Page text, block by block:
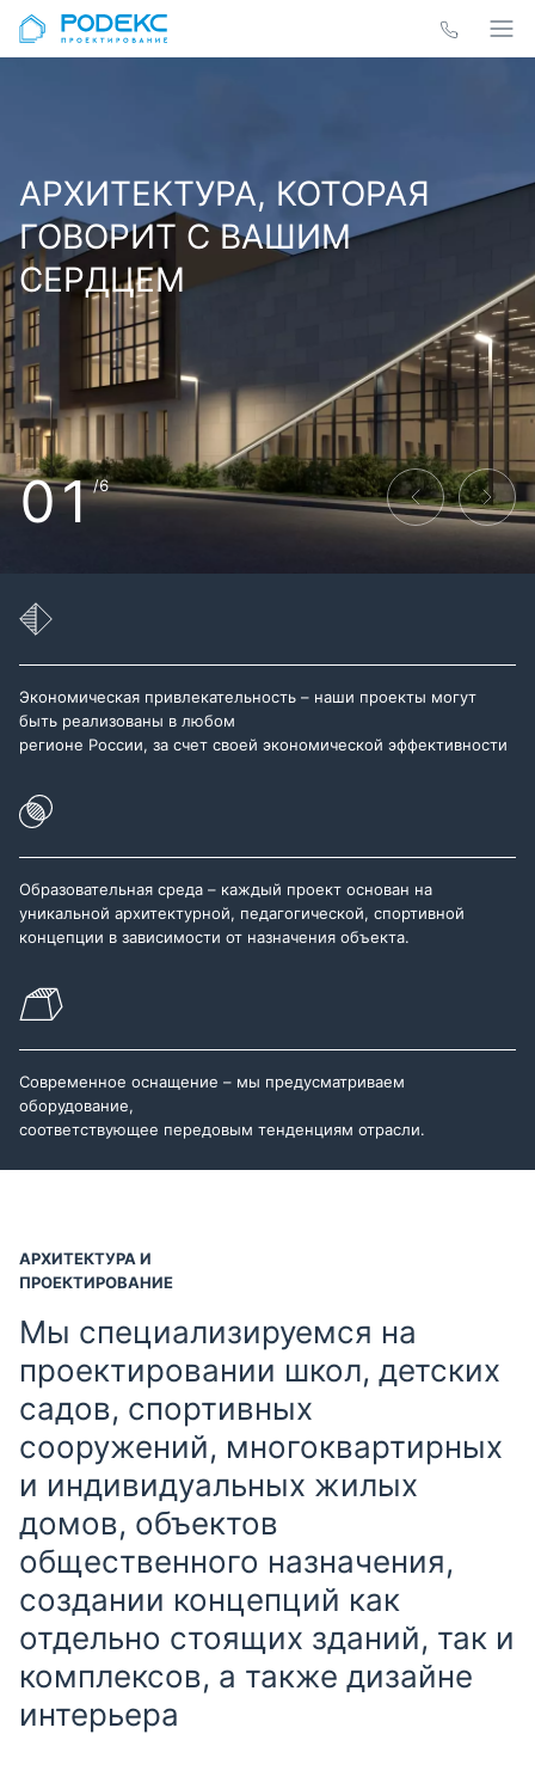
АРХИТЕКТУРА, КОТОРАЯ
ГОВОРИТ С ВАШИМ
СЕРДЦЕМ
01/6
Экономическая привлекательность – наши проекты могут
быть реализованы в любом
регионе России, за счет своей экономической эффективности
Образовательная среда – каждый проект основан на
уникальной архитектурной, педагогической, спортивной
концепции в зависимости от назначения объекта.
Современное оснащение – мы предусматриваем
оборудование,
соответствующее передовым тенденциям отрасли.
АРХИТЕКТУРА И
ПРОЕКТИРОВАНИЕ
Мы специализируемся на
проектировании школ, детских
садов, спортивных
сооружений, многоквартирных
и индивидуальных жилых
домов, объектов
общественного назначения,
создании концепций как
отдельно стоящих зданий, так и
комплексов, а также дизайне
интерьера